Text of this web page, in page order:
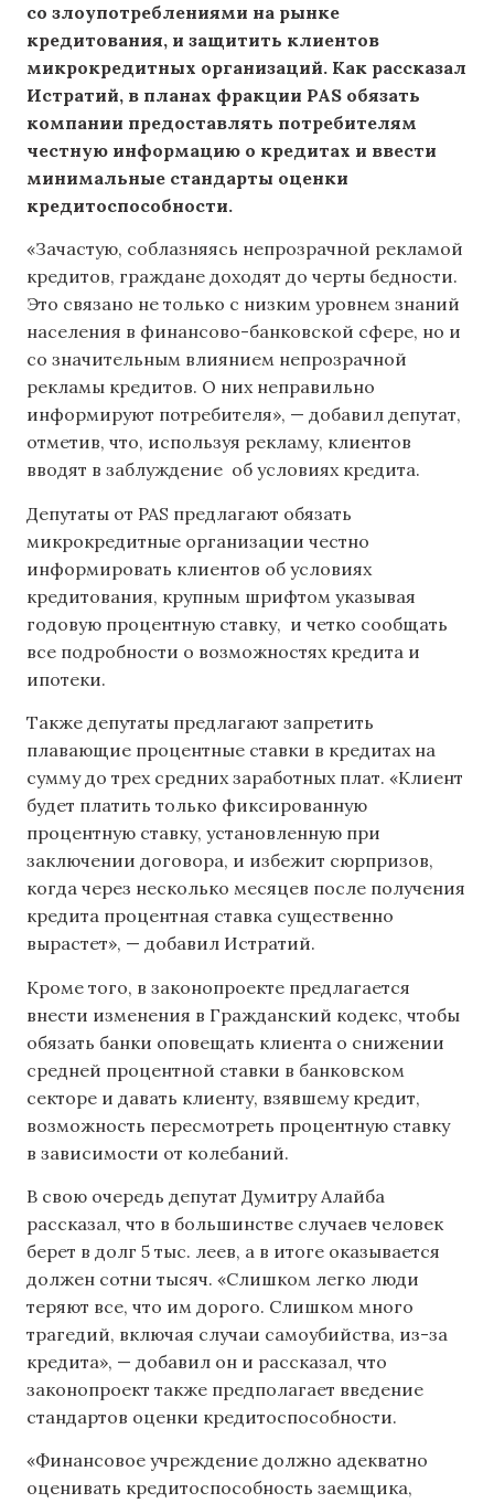
со злоупотреблениями на рынке
кредитования, и защитить клиентов
микрокредитных организаций. Как рассказал
Истратий, в планах фракции PAS обязать
компании предоставлять потребителям
честную информацию о кредитах и ввести
минимальные стандарты оценки
кредитоспособности.
«Зачастую, соблазняясь непрозрачной рекламой
кредитов, граждане доходят до черты бедности.
Это связано не только с низким уровнем знаний
населения в финансово-банковской сфере, но и
со значительным влиянием непрозрачной
рекламы кредитов. О них неправильно
информируют потребителя», — добавил депутат,
отметив, что, используя рекламу, клиентов
вводят в заблуждение об условиях кредита.
Депутаты от PAS предлагают обязать
микрокредитные организации честно
информировать клиентов об условиях
кредитования, крупным шрифтом указывая
годовую процентную ставку, и четко сообщать
все подробности о возможностях кредита и
ипотеки.
Также депутаты предлагают запретить
плавающие процентные ставки в кредитах на
сумму до трех средних заработных плат. «Клиент
будет платить только фиксированную
процентную ставку, установленную при
заключении договора, и избежит сюрпризов,
когда через несколько месяцев после получения
кредита процентная ставка существенно
вырастет», — добавил Истратий.
Кроме того, в законопроекте предлагается
внести изменения в Гражданский кодекс, чтобы
обязать банки оповещать клиента о снижении
средней процентной ставки в банковском
секторе и давать клиенту, взявшему кредит,
возможность пересмотреть процентную ставку
в зависимости от колебаний.
В свою очередь депутат Думитру Алайба
рассказал, что в большинстве случаев человек
берет в долг 5 тыс. леев, а в итоге оказывается
должен сотни тысяч. «Слишком легко люди
теряют все, что им дорого. Слишком много
трагедий, включая случаи самоубийства, из-за
кредита», — добавил он и рассказал, что
законопроект также предполагает введение
стандартов оценки кредитоспособности.
«Финансовое учреждение должно адекватно
оценивать кредитоспособность заемщика,